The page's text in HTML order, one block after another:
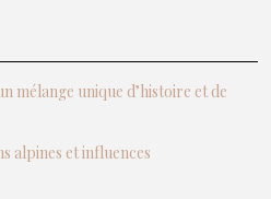
mélange unique d’histoire et de
alpines et influences